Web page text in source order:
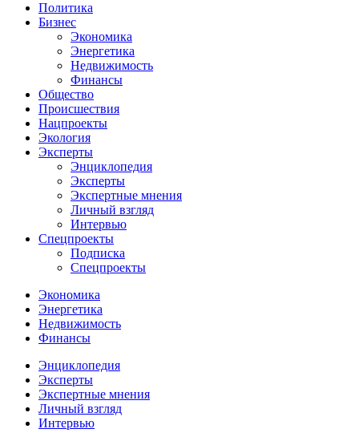
Политика
Бизнес
Экономика
Энергетика
Недвижимость
Финансы
Общество
Происшествия
Нацпроекты
Экология
Эксперты
Энциклопедия
Эксперты
Экспертные мнения
Личный взгляд
Интервью
Спецпроекты
Подписка
Спецпроекты
Экономика
Энергетика
Недвижимость
Финансы
Энциклопедия
Эксперты
Экспертные мнения
Личный взгляд
Интервью